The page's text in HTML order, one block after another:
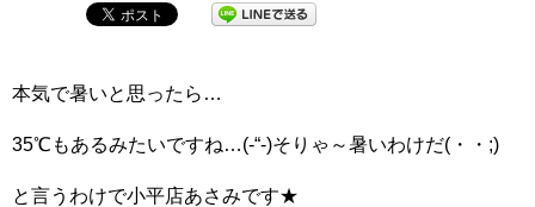
本気で暑いと思ったら…
35℃もあるみたいですね…(-“-)そりゃ～暑いわけだ(・・;)
と言うわけで小平店あさみです★